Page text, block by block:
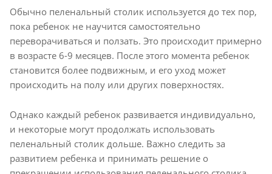
Обычно пеленальный столик используется до тех пор,
пока ребенок не научится самостоятельно
переворачиваться и ползать. Это происходит примерно
в возрасте 6-9 месяцев. После этого момента ребенок
становится более подвижным, и его уход может
происходить на полу или других поверхностях.
Однако каждый ребенок развивается индивидуально,
и некоторые могут продолжать использовать
пеленальный столик дольше. Важно следить за
развитием ребенка и принимать решение о